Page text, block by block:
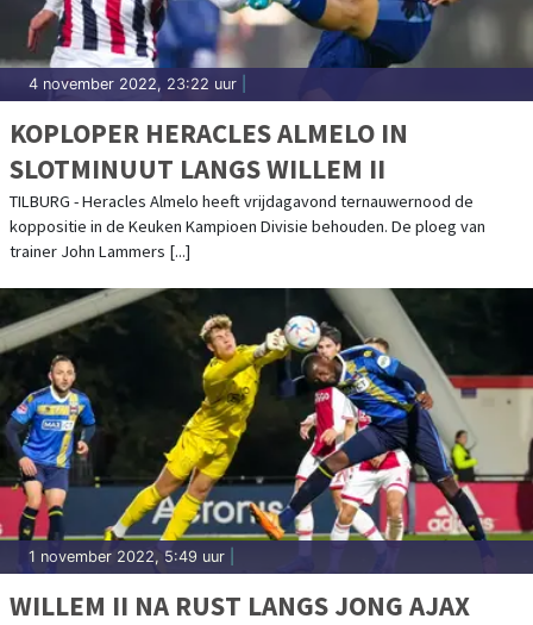
4 november 2022, 23:22 uur
KOPLOPER HERACLES ALMELO IN
SLOTMINUUT LANGS WILLEM II
TILBURG - Heracles Almelo heeft vrijdagavond ternauwernood de
koppositie in de Keuken Kampioen Divisie behouden. De ploeg van
trainer John Lammers [...]
1 november 2022, 5:49 uur
WILLEM II NA RUST LANGS JONG AJAX